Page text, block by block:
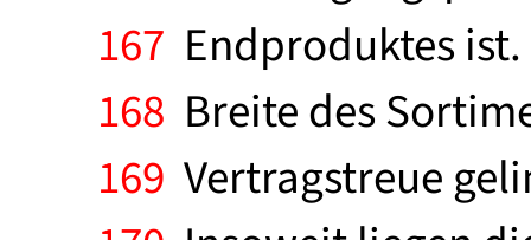
167 Endproduktes
168 Breite des
169 Vertragstreue